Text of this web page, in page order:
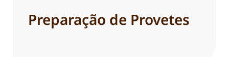
Preparação de Provetes